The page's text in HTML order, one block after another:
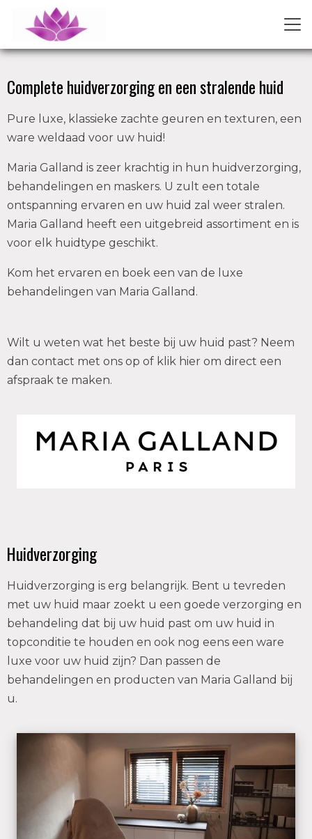
Complete huidverzorging en een stralende huid
Pure luxe, klassieke zachte geuren en texturen, een
ware weldaad voor uw huid!
Maria Galland is zeer krachtig in hun huidverzorging,
behandelingen en maskers. U zult een totale
ontspanning ervaren en uw huid zal weer stralen.
Maria Galland heeft een uitgebreid assortiment en is
voor elk huidtype geschikt.
Kom het ervaren en boek een van de luxe
behandelingen van Maria Galland.
Wilt u weten wat het beste bij uw huid past? Neem
dan contact met ons op of klik hier om direct een
afspraak te maken.
Huidverzorging
Huidverzorging is erg belangrijk. Bent u tevreden
met uw huid maar zoekt u een goede verzorging en
behandeling dat bij uw huid past om uw huid in
topconditie te houden en ook nog eens een ware
luxe voor uw huid zijn? Dan passen de
behandelingen en producten van Maria Galland bij
u.